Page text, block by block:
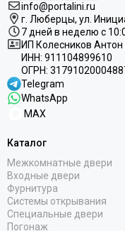
info@portalini.ru
г. Люберцы, ул.
7 дней в неделю с
ИП Колесников Антон
ИНН: 911104899610
ОГРН:
Telegram
WhatsApp
MAX
Каталог
Межкомнатные двери
Входные двери
Фурнитура
Системы открывания
Специальные двери
Погонаж